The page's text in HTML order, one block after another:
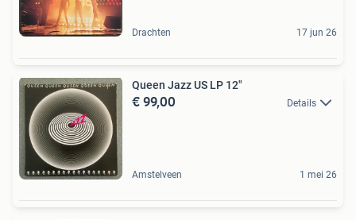
Drachten 17 jun 26
Queen ‎Jazz US LP 12"
€ 99,00 Details
Amstelveen 1 mei 26